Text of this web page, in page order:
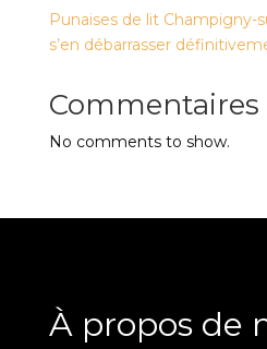
Punaises de lit
s’en débarrasser
Commentaires
No comments to show.
À propos de